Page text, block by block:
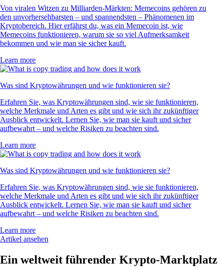
Von viralen Witzen zu Milliarden-Märkten: Memecoins gehören zu
den unvorhersehbarsten – und spannendsten – Phänomenen im
Kryptobereich. Hier erfährst du, was ein Memecoin ist, wie
Memecoins funktionieren, warum sie so viel Aufmerksamkeit
bekommen und wie man sie sicher kauft.
Learn more
Was sind Kryptowährungen und wie funktionieren sie?
Erfahren Sie, was Kryptowährungen sind, wie sie funktionieren,
welche Merkmale und Arten es gibt und wie sich ihr zukünftiger
Ausblick entwickelt. Lernen Sie, wie man sie kauft und sicher
aufbewahrt – und welche Risiken zu beachten sind.
Learn more
Was sind Kryptowährungen und wie funktionieren sie?
Erfahren Sie, was Kryptowährungen sind, wie sie funktionieren,
welche Merkmale und Arten es gibt und wie sich ihr zukünftiger
Ausblick entwickelt. Lernen Sie, wie man sie kauft und sicher
aufbewahrt – und welche Risiken zu beachten sind.
Learn more
Artikel ansehen
Ein weltweit führender Krypto-Marktplatz